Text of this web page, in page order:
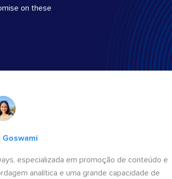
on these
Goswami
especializada em promoção de conteúdo e
analítica e uma grande capacidade de